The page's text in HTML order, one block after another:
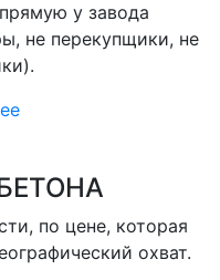
у завода
не перекупщики, не
по цене, которая
охват.